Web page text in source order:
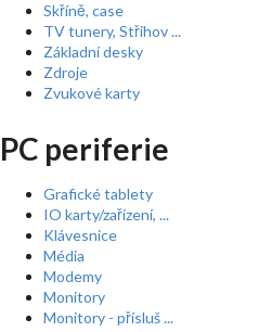
Skříně, case
TV tunery, Střihov ...
Základní desky
Zdroje
Zvukové karty
PC periferie
Grafické tablety
IO karty/zařízení, ...
Klávesnice
Média
Modemy
Monitory
Monitory - přísluš ...